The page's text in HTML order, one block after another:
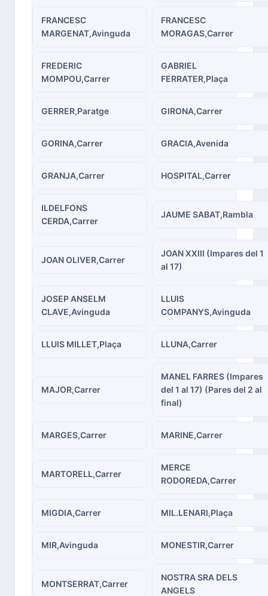
FRANCESC
MARGENAT,Avinguda
FRANCESC
MORAGAS,Carrer
FREDERIC
MOMPOU,Carrer
GABRIEL
FERRATER,Plaça
GERRER,Paratge GIRONA,Carrer
GORINA,Carrer GRACIA,Avenida
GRANJA,Carrer HOSPITAL,Carrer
ILDELFONS
CERDA,Carrer
JAUME SABAT,Rambla
JOAN OLIVER,Carrer
JOAN XXIII (Impares del 1
al 17)
JOSEP ANSELM
CLAVE,Avinguda
LLUIS
COMPANYS,Avinguda
LLUIS MILLET,Plaça LLUNA,Carrer
MAJOR,Carrer
MANEL FARRES (Impares
del 1 al 17) (Pares del 2 al
final)
MARGES,Carrer MARINE,Carrer
MARTORELL,Carrer
MERCE
RODOREDA,Carrer
MIGDIA,Carrer MIL.LENARI,Plaça
MIR,Avinguda MONESTIR,Carrer
MONTSERRAT,Carrer
NOSTRA SRA DELS
ANGELS